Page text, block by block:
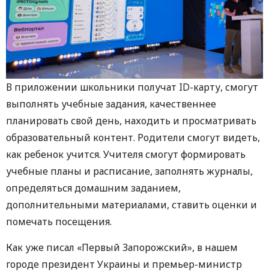
В приложении школьники получат ID-карту, смогут
выполнять учебные задания, качественнее
планировать свой день, находить и просматривать
образовательный контент. Родители смогут видеть,
как ребенок учится. Учителя смогут формировать
учебные планы и расписание, заполнять журналы,
определяться домашним заданием,
дополнительными материалами, ставить оценки и
помечать посещения.
Как уже писал «Первый Запорожский», в нашем
городе президент Украины и премьер-министр